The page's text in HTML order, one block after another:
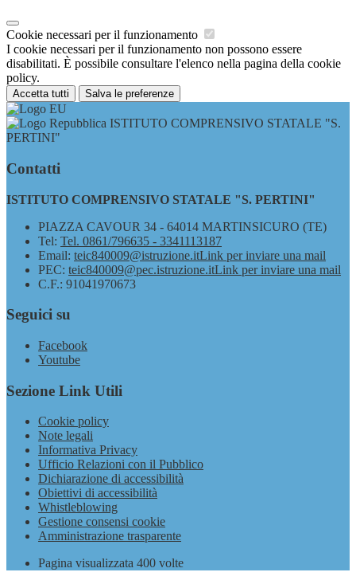
Cookie necessari per il funzionamento
I cookie necessari per il funzionamento non possono essere
disabilitati. È possibile consultare l'elenco nella pagina della cookie
policy.
Accetta tutti Salva le preferenze
ISTITUTO COMPRENSIVO STATALE "S.
PERTINI"
Contatti
ISTITUTO COMPRENSIVO STATALE "S. PERTINI"
PIAZZA CAVOUR 34 - 64014 MARTINSICURO (TE)
Tel: Tel. 0861/796635 - 3341113187
Email: teic840009@istruzione.itLink per inviare una mail
PEC: teic840009@pec.istruzione.itLink per inviare una mail
C.F.: 91041970673
Seguici su
Facebook
Youtube
Sezione Link Utili
Cookie policy
Note legali
Informativa Privacy
Ufficio Relazioni con il Pubblico
Dichiarazione di accessibilità
Obiettivi di accessibilità
Whistleblowing
Gestione consensi cookie
Amministrazione trasparente
Pagina visualizzata 400 volte